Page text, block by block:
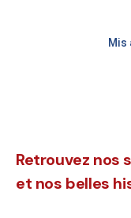
Mis
Retrouvez nos
et nos belles